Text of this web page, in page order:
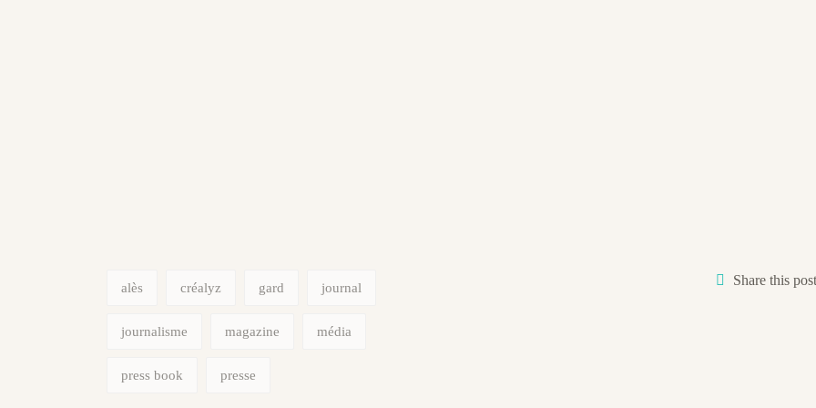
alès créalyz gard journal
journalisme magazine média
press book presse
Share this post